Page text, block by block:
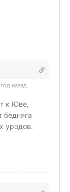
назад
к Юве,
бедняга
уродов.